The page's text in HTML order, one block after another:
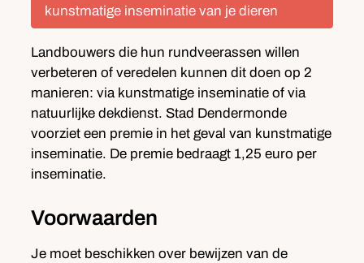
kunstmatige inseminatie van je dieren
Landbouwers die hun rundveerassen willen
verbeteren of veredelen kunnen dit doen op 2
manieren: via kunstmatige inseminatie of via
natuurlijke dekdienst. Stad Dendermonde
voorziet een premie in het geval van kunstmatige
inseminatie. De premie bedraagt 1,25 euro per
inseminatie.
Voorwaarden
Je moet beschikken over bewijzen van de